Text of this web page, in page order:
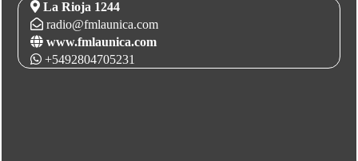
La Rioja 1244
radio@fmlaunica.com
www.fmlaunica.com
+5492804705231